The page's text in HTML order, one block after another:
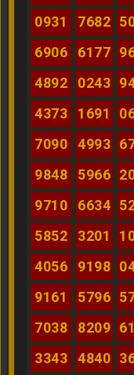
0931
7682
6906
6177
4892
0243
4373
1691
7090
4993
9848
5966
9710
6634
5852
3201
4056
9198
9161
5796
7038
8209
3343
4840